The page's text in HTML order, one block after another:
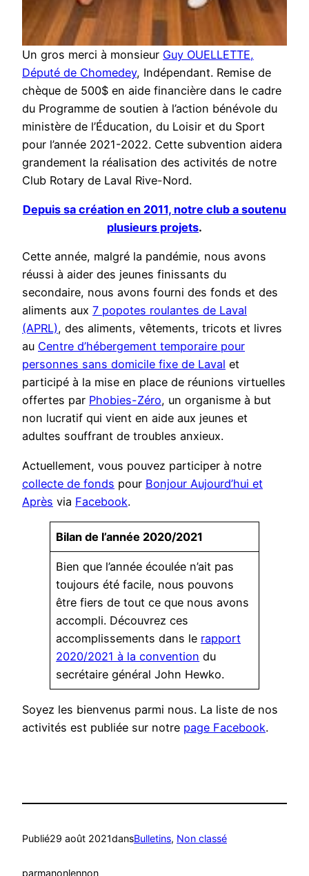
Un gros merci à monsieur Guy OUELLETTE,
Député de Chomedey, Indépendant. Remise de
chèque de 500$ en aide financière dans le cadre
du Programme de soutien à l’action bénévole du
ministère de l’Éducation, du Loisir et du Sport
pour l’année 2021-2022. Cette subvention aidera
grandement la réalisation des activités de notre
Club Rotary de Laval Rive-Nord.
Depuis sa création en 2011, notre club a soutenu
plusieurs projets.
Cette année, malgré la pandémie, nous avons
réussi à aider des jeunes finissants du
secondaire, nous avons fourni des fonds et des
aliments aux 7 popotes roulantes de Laval
(APRL), des aliments, vêtements, tricots et livres
au Centre d’hébergement temporaire pour
personnes sans domicile fixe de Laval et
participé à la mise en place de réunions virtuelles
offertes par Phobies-Zéro, un organisme à but
non lucratif qui vient en aide aux jeunes et
adultes souffrant de troubles anxieux.
Actuellement, vous pouvez participer à notre
collecte de fonds pour Bonjour Aujourd’hui et
Après via Facebook.
Bilan de l’année 2020/2021
Bien que l’année écoulée n’ait pas
toujours été facile, nous pouvons
être fiers de tout ce que nous avons
accompli. Découvrez ces
accomplissements dans le rapport
2020/2021 à la convention du
secrétaire général John Hewko.
Soyez les bienvenus parmi nous. La liste de nos
activités est publiée sur notre page Facebook.
Publié29 août 2021dansBulletins, Non classé
parmanonlennon